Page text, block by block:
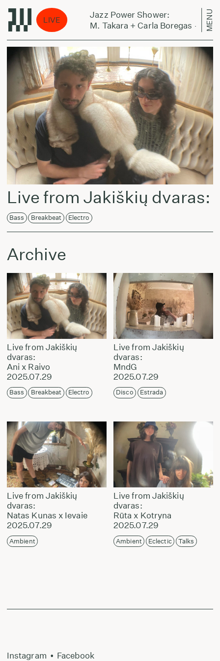
LIVE
- Aurino
Jazz Power Shower:
M. Takara + Carla Boregas -
MENU
Live from Jakiškių dvaras:
Bass Breakbeat Electro
Archive
Live from Jakiškių
dvaras:
Ani x Raivo
2025.07.29
Bass Breakbeat Electro
Live from Jakiškių
dvaras:
MndG
2025.07.29
Disco Estrada
Live from Jakiškių
dvaras:
Natas Kunas x Ievaie
2025.07.29
Ambient
Live from Jakiškių
dvaras:
Rūta x Kotryna
2025.07.29
Ambient Eclectic Talks
Instagram • Facebook